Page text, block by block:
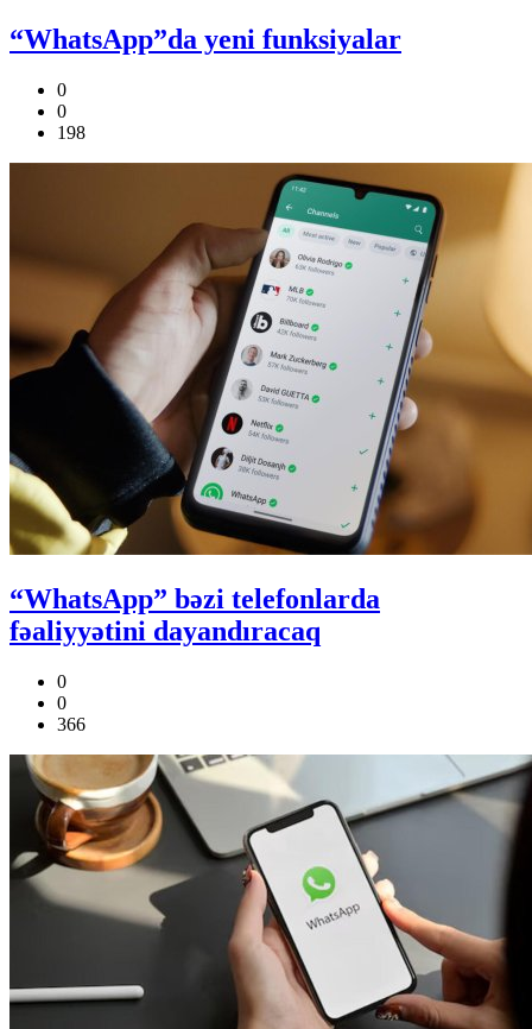
“WhatsApp”da yeni funksiyalar
0
0
198
“WhatsApp” bəzi telefonlarda
fəaliyyətini dayandıracaq
0
0
366